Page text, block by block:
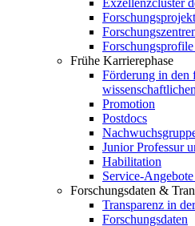
Exzellenzcluster
Frühe Karrierephase
Förderung in den
Promotion
Postdocs
Junior Professur
Habilitation
Service-
Forschungsdaten &
Transparenz in
Forschungsdaten